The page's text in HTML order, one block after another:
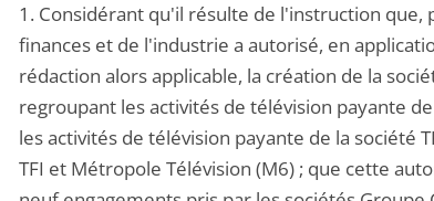
1. Considérant qu'il résulte de l'instruction
finances et de l'industrie a autorisé, en
rédaction alors applicable, la création de la
regroupant les activités de télévision payante
les activités de télévision payante de la société
TFI et Métropole Télévision (M6) ; que cette